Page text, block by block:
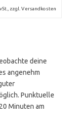
zzgl. Versandkosten
deine
angenehm
Punktuelle
Minuten am